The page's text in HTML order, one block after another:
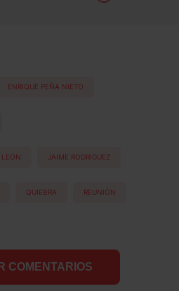
ENRIQUE PEÑA NIETO
JAIME RODRIGUEZ
QUIEBRA REUNIÓN
COMENTARIOS